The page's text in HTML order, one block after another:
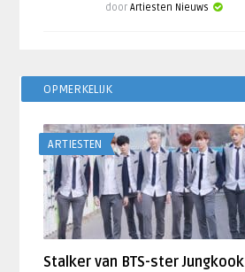
doorArtiesten Nieuws
OPMERKELIJK
ARTIESTEN
Stalker van BTS-ster Jungkook